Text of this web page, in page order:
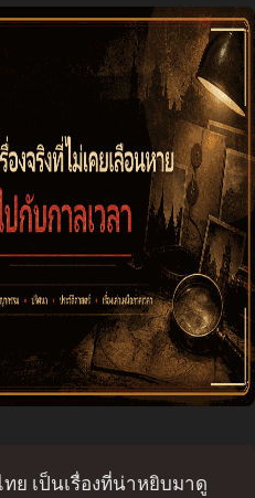
ย เป็นเรื่องที่น่าหยิบมาดู